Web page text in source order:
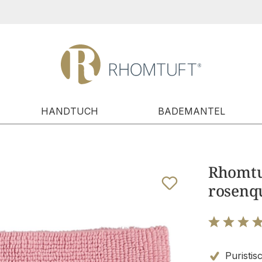
HANDTUCH BADEMANTEL